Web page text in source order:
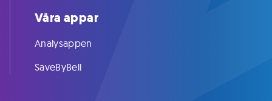
Våra appar
Analysappen
SaveByBell